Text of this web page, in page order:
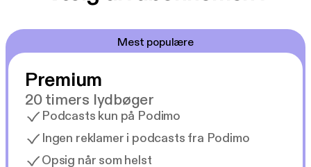
Mest populære
Premium
20 timers lydbøger
Podcasts kun på Podimo
Ingen reklamer i podcasts fra Podimo
Opsig når som helst